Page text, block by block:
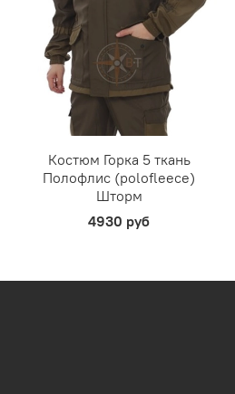
Костюм Горка 5 ткань
Полофлис (polofleece)
Шторм
4930 руб